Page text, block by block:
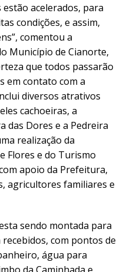
acelerados, para
condições, e assim,
comentou a
Município de Cianorte,
que todos passarão
em contato com a
diversos atrativos
cachoeiras, a
das Dores e a Pedreira
realização da
Flores e do Turismo
apoio da Prefeitura,
agricultores familiares e
sendo montada para
com pontos de
água para